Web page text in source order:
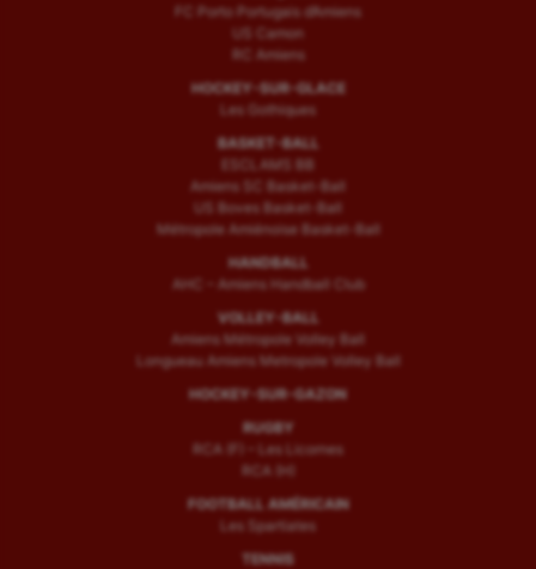
FC Porto Portugais d’Amiens
US Camon
RC Amiens
HOCKEY-SUR-GLACE
Les Gothiques
BASKET-BALL
ESCLAMS BB
Amiens SC Basket-Ball
US Boves Basket-Ball
Métropole Amiénoise Basket-Ball
HANDBALL
AHC – Amiens Handball Club
VOLLEY-BALL
Amiens Métropole Volley Ball
Longueau Amiens Metropole Volley Ball
HOCKEY-SUR-GAZON
RUGBY
RCA (F) – Les Licornes
RCA (H)
FOOTBALL AMÉRICAIN
Les Spartiates
TENNIS